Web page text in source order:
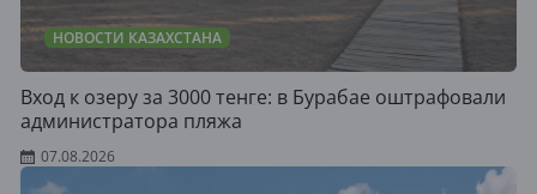
НОВОСТИ КАЗАХСТАНА
Вход к озеру за 3000 тенге: в Бурабае оштрафовали
администратора пляжа
07.08.2026